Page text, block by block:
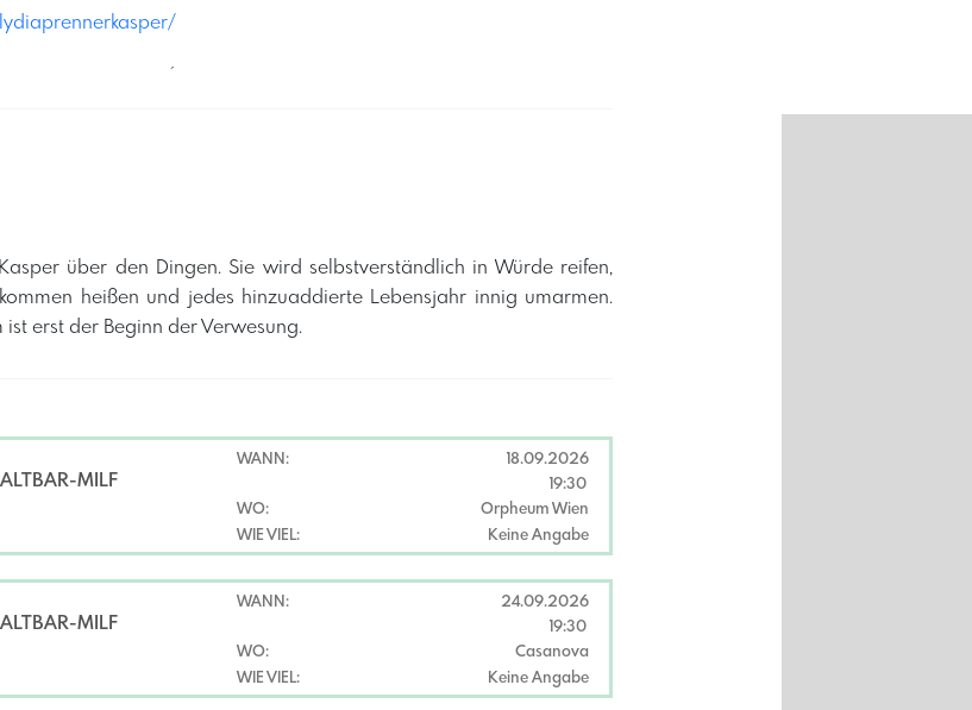
´
über den Dingen. Sie wird selbstverständlich in Würde reifen,
heißen und jedes hinzuaddierte Lebensjahr innig umarmen.
erst der Beginn der Verwesung.
MILF
WANN:
18.09.2026
19:30
WO:
Orpheum Wien
WIE VIEL:
Keine Angabe
MILF
WANN:
24.09.2026
19:30
WO:
Casanova
WIE VIEL:
Keine Angabe